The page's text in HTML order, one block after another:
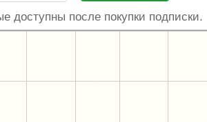
доступны после покупки подписки.